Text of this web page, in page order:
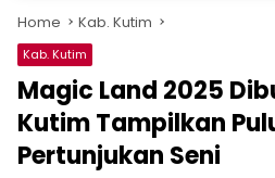
Home Kab. Kutim
Kab. Kutim
Magic Land 2025
Kutim Tampilkan
Pertunjukan Seni